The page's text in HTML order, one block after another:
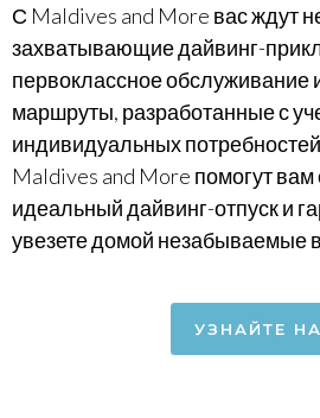
С Maldives and More вас ждут
захватывающие дайвинг-
первоклассное
маршруты, разработанные с
индивидуальных
Maldives and More помогут
идеальный дайвинг-отпуск и
увезете домой незабываемые
УЗНАЙТЕ